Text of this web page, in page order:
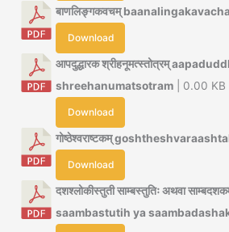
बाणलिङ्गकवचम्
Download
आपदुद्धारक श्रीहनूमत्स्तोत्रम्
shreehanumatsotram | 0.00 KB
Download
गोष्ठेश्वराष्टकम्
Download
दशश्लोकीस्तुती साम्बस्तुतिः अथवा
saambastutih ya